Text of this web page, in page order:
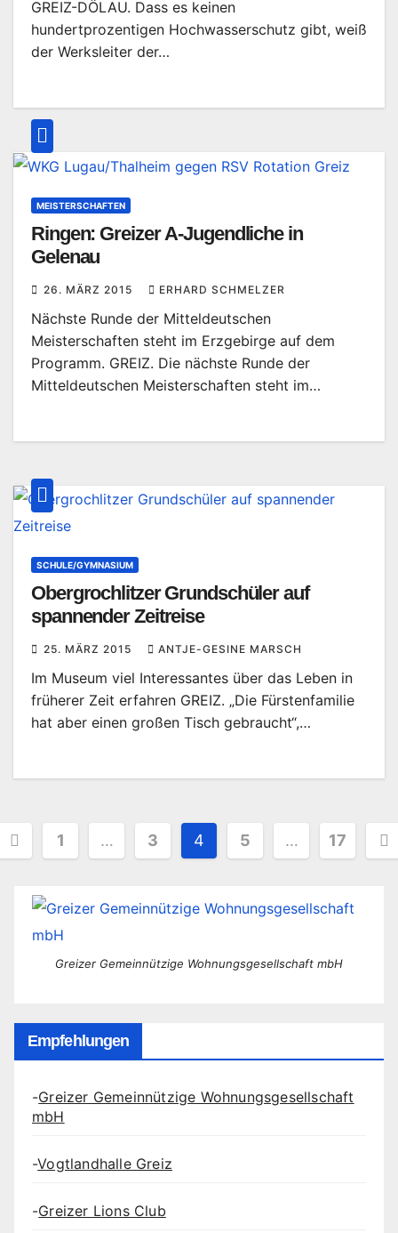
GREIZ-DÖLAU. Dass es keinen
hundertprozentigen Hochwasserschutz gibt, weiß
der Werksleiter der…
MEISTERSCHAFTEN
Ringen: Greizer A-Jugendliche in
Gelenau
26. MÄRZ 2015 ERHARD SCHMELZER
Nächste Runde der Mitteldeutschen
Meisterschaften steht im Erzgebirge auf dem
Programm. GREIZ. Die nächste Runde der
Mitteldeutschen Meisterschaften steht im…
SCHULE/GYMNASIUM
Obergrochlitzer Grundschüler auf
spannender Zeitreise
25. MÄRZ 2015 ANTJE-GESINE MARSCH
Im Museum viel Interessantes über das Leben in
früherer Zeit erfahren GREIZ. „Die Fürstenfamilie
hat aber einen großen Tisch gebraucht“,…
1 … 3 4 5 … 17
Greizer Gemeinnützige Wohnungsgesellschaft mbH
Empfehlungen
-Greizer Gemeinnützige Wohnungsgesellschaft
mbH
-Vogtlandhalle Greiz
-Greizer Lions Club